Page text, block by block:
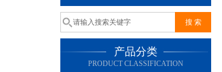
产品分类
PRODUCT CLASSIFICATION